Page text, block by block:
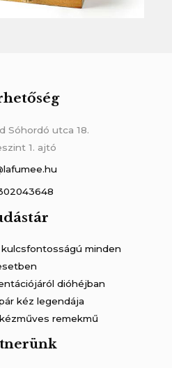
Sóhordó utca 18.
1. ajtó
minden
dióhéjban
kéz legendája
remekmű